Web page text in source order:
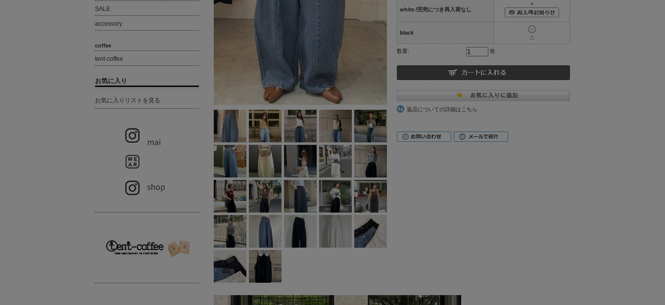
white /完売につき再入荷なし
×
black
△
数量: 枚
返品についての詳細はこちら
SALE
accessory
coffee
tent-coffee
お気に入り
お気に入りリストを見る